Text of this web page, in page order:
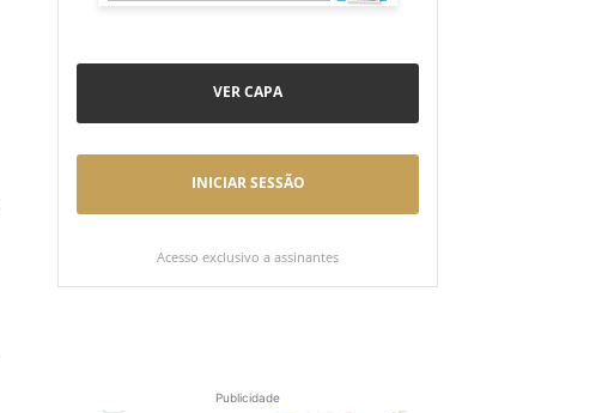
VER CAPA
INICIAR SESSÃO
Acesso exclusivo a assinantes
Publicidade